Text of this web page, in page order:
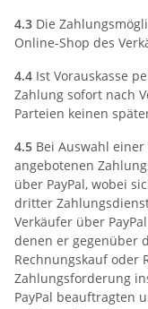
4.3 Die
Online-Shop des
4.4 Ist Vorauskasse
Zahlung sofort nach
Parteien keinen
4.5 Bei Auswahl einer
angebotenen
über PayPal, wobei
dritter
Verkäufer über
denen er gegenüber
Rechnungskauf oder
Zahlungsforderung
PayPal beauftragten